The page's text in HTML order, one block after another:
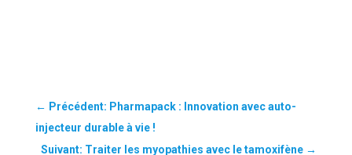
← Précédent: Pharmapack : Innovation avec auto-
injecteur durable à vie !
Suivant: Traiter les myopathies avec le tamoxifène →